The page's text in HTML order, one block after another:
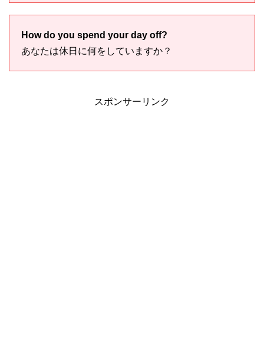
How do you spend your day off?
あなたは休日に何をしていますか？
スポンサーリンク